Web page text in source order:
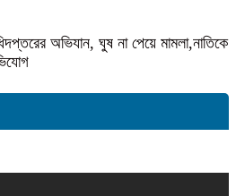
অভিযান, ঘুষ না পেয়ে মামলা,নাতিকে